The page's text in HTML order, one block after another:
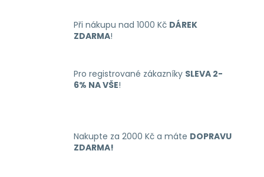
Při nákupu nad 1000 Kč DÁREK
ZDARMA!
Pro registrované zákazníky SLEVA 2-
6% NA VŠE!
Nakupte za 2000 Kč a máte DOPRAVU
ZDARMA!
ELEKTRONICKÁ